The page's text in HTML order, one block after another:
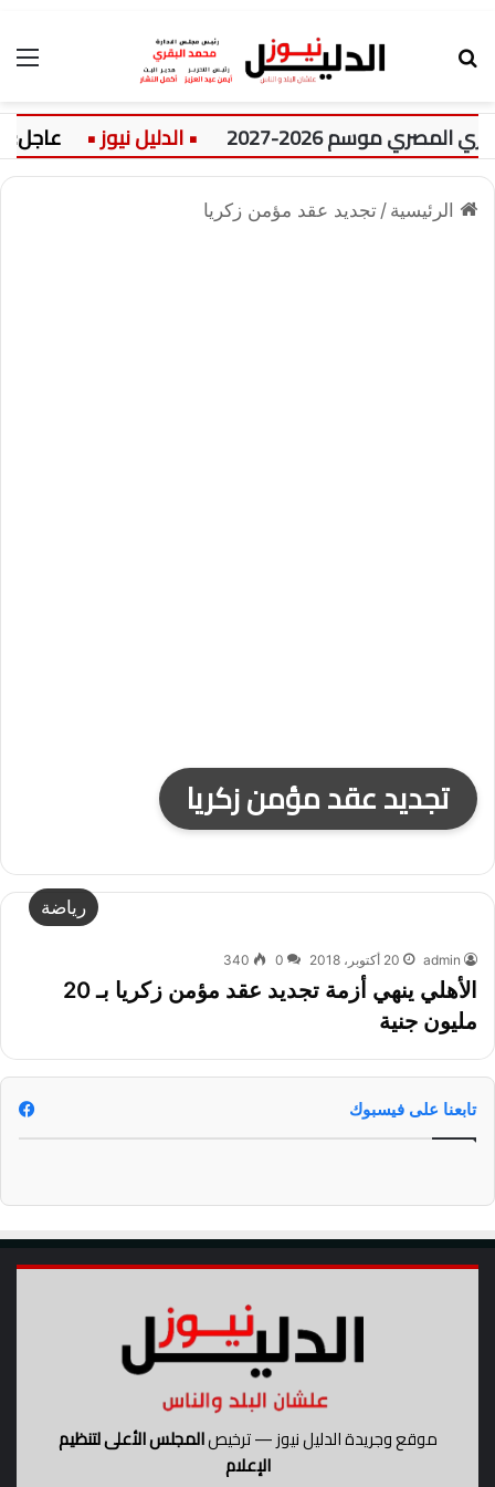
موسم 2026-2027 عاجل:
الرئيسية / تجديد عقد مؤمن زكريا
تجديد عقد مؤمن زكريا
رياضة
admin 20 أكتوبر، 2018 0
340
الأهلي ينهي أزمة تجديد عقد مؤمن زكريا بـ 20
مليون جنية
تابعنا على فيسبوك
موقع وجريدة الدليل نيوز — ترخيصالمجلس الأعلى لتنظيم
الإعلام